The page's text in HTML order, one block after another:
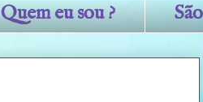
Quem eu sou ?